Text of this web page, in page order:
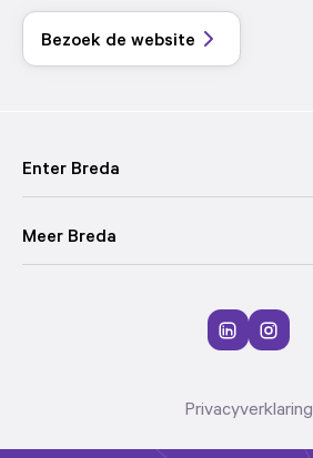
Bezoek de website
Enter Breda
Meer Breda
Privacyverklaring